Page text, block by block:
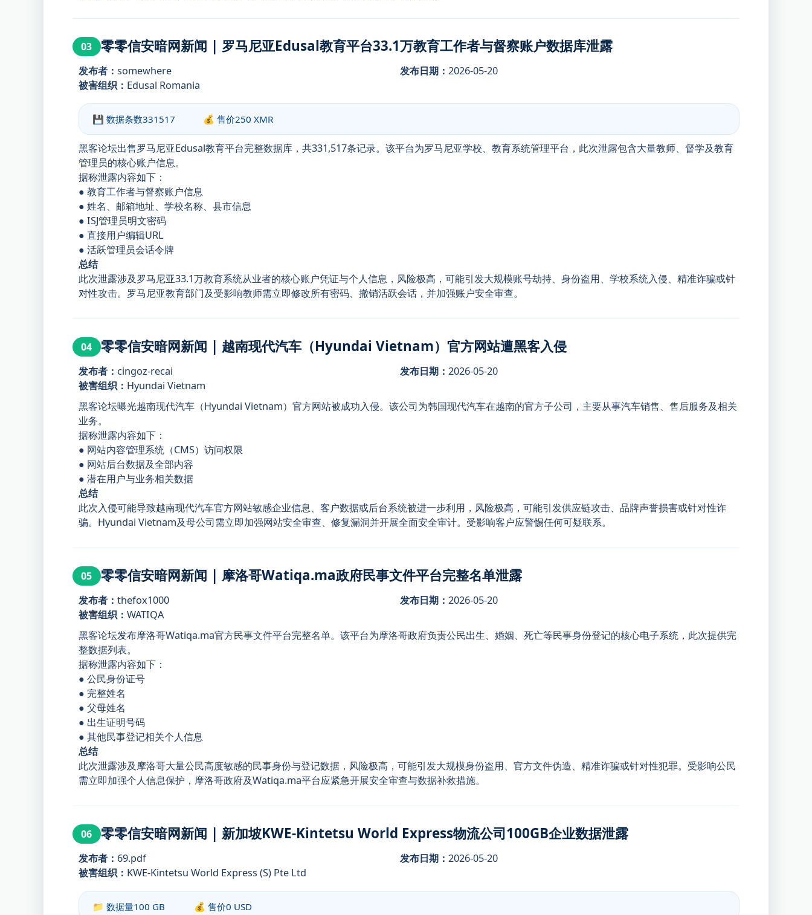
03 零零信安暗网新闻 | 罗马尼亚Edusal教育平台33.1万教育工作者与督察账户数据库泄露
发布者： somewhere 发布日期： 2026-05-20
被害组织： Edusal Romania
💾 数据条数331517 💰 售价250 XMR
黑客论坛出售罗马尼亚Edusal教育平台完整数据库，共331,517条记录。该平台为罗马尼亚学校、教育系统管理平台，此次泄露包含大量教师、督学及教育
管理员的核心账户信息。
据称泄露内容如下：
● 教育工作者与督察账户信息
● 姓名、邮箱地址、学校名称、县市信息
● ISJ管理员明文密码
● 直接用户编辑URL
● 活跃管理员会话令牌
总结
此次泄露涉及罗马尼亚33.1万教育系统从业者的核心账户凭证与个人信息，风险极高，可能引发大规模账号劫持、身份盗用、学校系统入侵、精准诈骗或针
对性攻击。罗马尼亚教育部门及受影响教师需立即修改所有密码、撤销活跃会话，并加强账户安全审查。
04 零零信安暗网新闻 | 越南现代汽车（Hyundai Vietnam）官方网站遭黑客入侵
发布者： cingoz-recai 发布日期： 2026-05-20
被害组织： Hyundai Vietnam
黑客论坛曝光越南现代汽车（Hyundai Vietnam）官方网站被成功入侵。该公司为韩国现代汽车在越南的官方子公司，主要从事汽车销售、售后服务及相关
业务。
据称泄露内容如下：
● 网站内容管理系统（CMS）访问权限
● 网站后台数据及全部内容
● 潜在用户与业务相关数据
总结
此次入侵可能导致越南现代汽车官方网站敏感企业信息、客户数据或后台系统被进一步利用，风险极高，可能引发供应链攻击、品牌声誉损害或针对性诈
骗。Hyundai Vietnam及母公司需立即加强网站安全审查、修复漏洞并开展全面安全审计。受影响客户应警惕任何可疑联系。
05 零零信安暗网新闻 | 摩洛哥Watiqa.ma政府民事文件平台完整名单泄露
发布者： thefox1000 发布日期： 2026-05-20
被害组织： WATIQA
黑客论坛发布摩洛哥Watiqa.ma官方民事文件平台完整名单。该平台为摩洛哥政府负责公民出生、婚姻、死亡等民事身份登记的核心电子系统，此次提供完
整数据列表。
据称泄露内容如下：
● 公民身份证号
● 完整姓名
● 父母姓名
● 出生证明号码
● 其他民事登记相关个人信息
总结
此次泄露涉及摩洛哥大量公民高度敏感的民事身份与登记数据，风险极高，可能引发大规模身份盗用、官方文件伪造、精准诈骗或针对性犯罪。受影响公民
需立即加强个人信息保护，摩洛哥政府及Watiqa.ma平台应紧急开展安全审查与数据补救措施。
06 零零信安暗网新闻 | 新加坡KWE-Kintetsu World Express物流公司100GB企业数据泄露
发布者： 69.pdf 发布日期： 2026-05-20
被害组织： KWE-Kintetsu World Express (S) Pte Ltd
📁 数据量100 GB 💰 售价0 USD